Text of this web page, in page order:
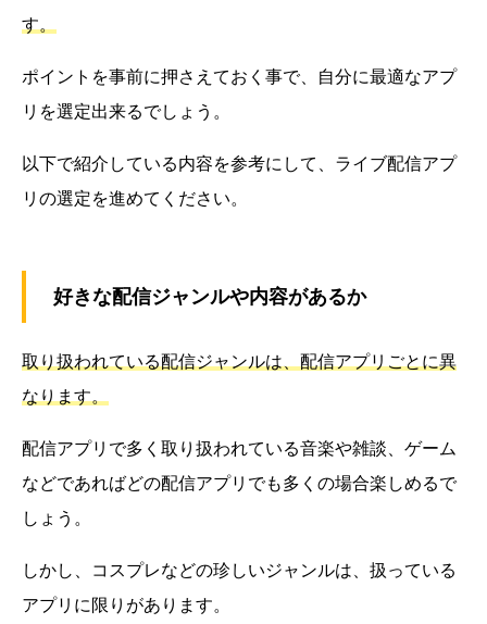
す。
ポイントを事前に押さえておく事で、自分に最適なアプ
リを選定出来るでしょう。
以下で紹介している内容を参考にして、ライブ配信アプ
リの選定を進めてください。
好きな配信ジャンルや内容があるか
取り扱われている配信ジャンルは、配信アプリごとに異
なります。
配信アプリで多く取り扱われている音楽や雑談、ゲーム
などであればどの配信アプリでも多くの場合楽しめるで
しょう。
しかし、コスプレなどの珍しいジャンルは、扱っている
アプリに限りがあります。